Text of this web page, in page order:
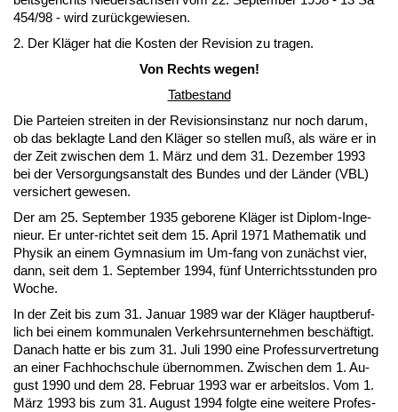
454/98 - wird zurück­ge­wie­sen.
2. Der Kläger hat die Kos­ten der Re­vi­si­on zu tra­gen.
Von Rechts we­gen!
Tat­be­stand
Die Par­tei­en strei­ten in der Re­vi­si­ons­in­stanz nur noch dar­um,
ob das be­klag­te Land den Kläger so stel­len muß, als wäre er in
der Zeit zwi­schen dem 1. März und dem 31. De­zem­ber 1993
bei der Ver­sor­gungs­an­stalt des Bun­des und der Länder (VBL)
ver­si­chert ge­we­sen.
Der am 25. Sep­tem­ber 1935 ge­bo­re­ne Kläger ist Di­plom-In­ge­
nieur. Er un­ter-rich­tet seit dem 15. April 1971 Ma­the­ma­tik und
Phy­sik an ei­nem Gym­na­si­um im Um-fang von zunächst vier,
dann, seit dem 1. Sep­tem­ber 1994, fünf Un­ter­richts­stun­den pro
Wo­che.
In der Zeit bis zum 31. Ja­nu­ar 1989 war der Kläger haupt­be­ruf­
lich bei ei­nem kom­mu­na­len Ver­kehrs­un­ter­neh­men beschäftigt.
Da­nach hat­te er bis zum 31. Ju­li 1990 ei­ne Pro­fes­sur­ver­tre­tung
an ei­ner Fach­hoch­schu­le über­nom­men. Zwi­schen dem 1. Au­
gust 1990 und dem 28. Fe­bru­ar 1993 war er ar­beits­los. Vom 1.
März 1993 bis zum 31. Au­gust 1994 folg­te ei­ne wei­te­re Pro­fes­